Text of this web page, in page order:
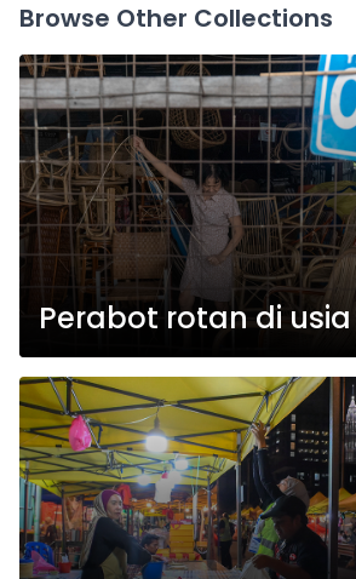
Browse Other Collections
Perabot rotan di